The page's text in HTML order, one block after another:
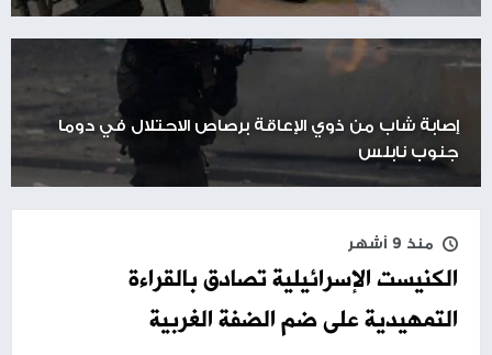
إصابة شاب من ذوي الإعاقة برصاص الاحتلال في دوما
جنوب نابلس
منذ 9 أشهر
الكنيست الإسرائيلية تصادق بالقراءة
التمهيدية على ضم الضفة الغربية